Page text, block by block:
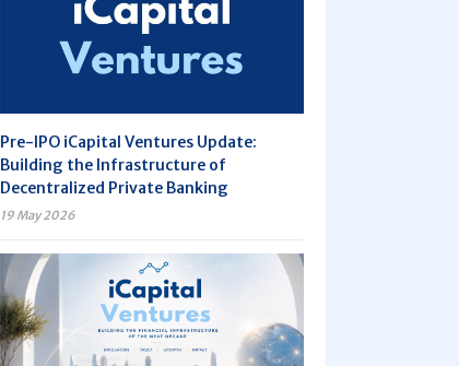
Pre-IPO iCapital Ventures Update:
Building the Infrastructure of
Decentralized Private Banking
19 May 2026